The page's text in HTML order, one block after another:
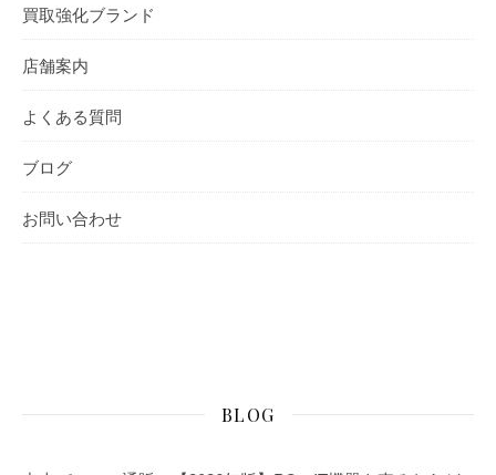
買取強化ブランド
店舗案内
よくある質問
ブログ
お問い合わせ
BLOG